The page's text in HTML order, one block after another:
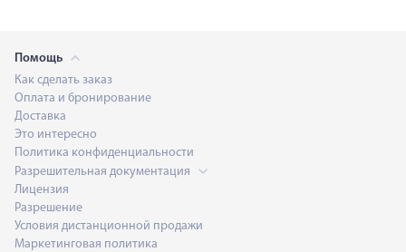
Помощь
Как сделать заказ
Оплата и бронирование
Доставка
Это интересно
Политика конфиденциальности
Разрешительная документация
Лицензия
Разрешение
Условия дистанционной продажи
Маркетинговая политика